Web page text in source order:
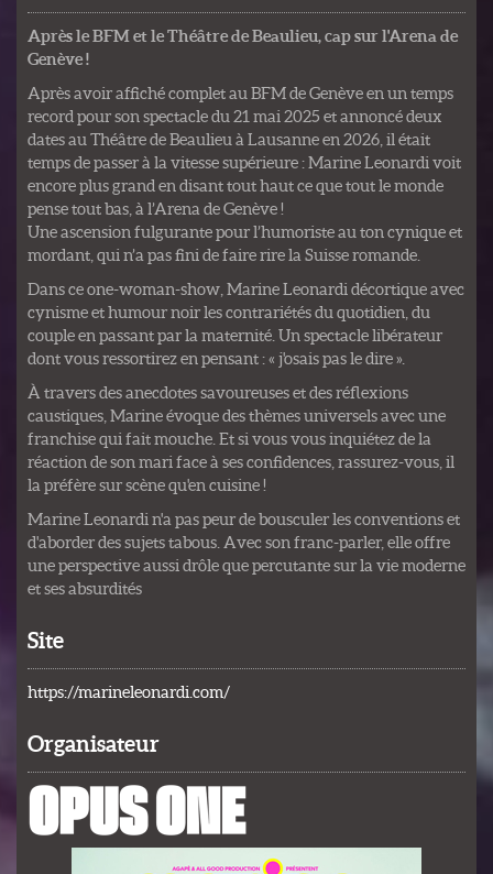
Après le BFM et le Théâtre de Beaulieu, cap sur l'Arena de
Genève !
Après avoir affiché complet au BFM de Genève en un temps
record pour son spectacle du 21 mai 2025 et annoncé deux
dates au Théâtre de Beaulieu à Lausanne en 2026, il était
temps de passer à la vitesse supérieure : Marine Leonardi voit
encore plus grand en disant tout haut ce que tout le monde
pense tout bas, à l’Arena de Genève !
Une ascension fulgurante pour l’humoriste au ton cynique et
mordant, qui n’a pas fini de faire rire la Suisse romande.
Dans ce one-woman-show, Marine Leonardi décortique avec
cynisme et humour noir les contrariétés du quotidien, du
couple en passant par la maternité. Un spectacle libérateur
dont vous ressortirez en pensant : « j'osais pas le dire ».
À travers des anecdotes savoureuses et des réflexions
caustiques, Marine évoque des thèmes universels avec une
franchise qui fait mouche. Et si vous vous inquiétez de la
réaction de son mari face à ses confidences, rassurez-vous, il
la préfère sur scène qu'en cuisine !
Marine Leonardi n'a pas peur de bousculer les conventions et
d'aborder des sujets tabous. Avec son franc-parler, elle offre
une perspective aussi drôle que percutante sur la vie moderne
et ses absurdités
Site
https://marineleonardi.com/
Organisateur